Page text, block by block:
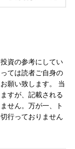
資の参考にしてい
ては読者ご自身の
願い致します。 当
すが、記載される
せん。万が一、ト
行っておりません